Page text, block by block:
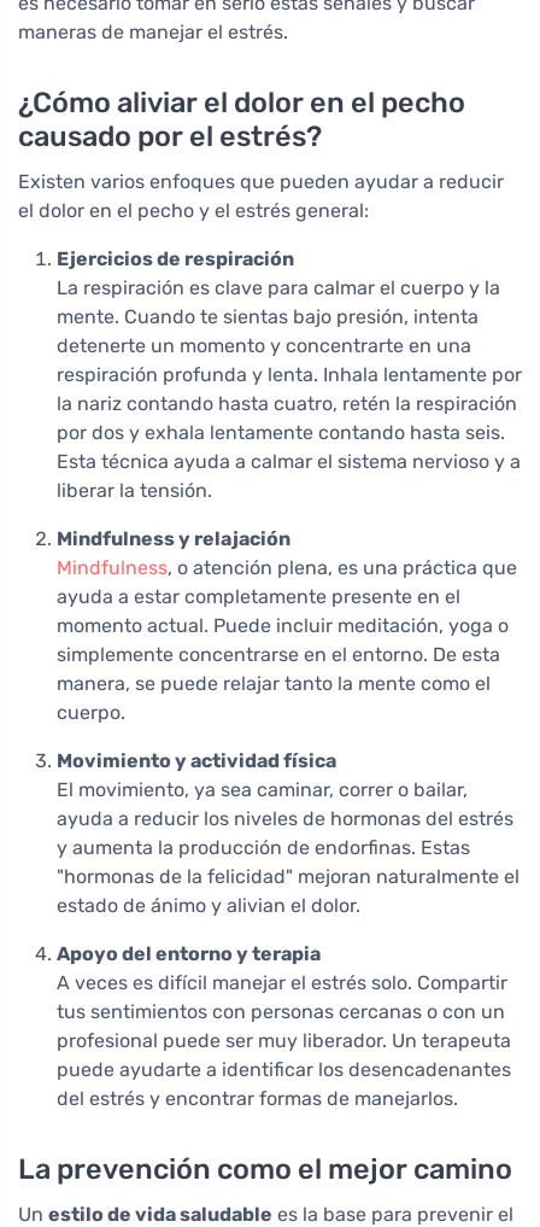
maneras de manejar el estrés.
¿Cómo aliviar el dolor en el pecho
causado por el estrés?
Existen varios enfoques que pueden ayudar a reducir
el dolor en el pecho y el estrés general:
Ejercicios de respiración
La respiración es clave para calmar el cuerpo y la
mente. Cuando te sientas bajo presión, intenta
detenerte un momento y concentrarte en una
respiración profunda y lenta. Inhala lentamente por
la nariz contando hasta cuatro, retén la respiración
por dos y exhala lentamente contando hasta seis.
Esta técnica ayuda a calmar el sistema nervioso y a
liberar la tensión.
Mindfulness y relajación
Mindfulness, o atención plena, es una práctica que
ayuda a estar completamente presente en el
momento actual. Puede incluir meditación, yoga o
simplemente concentrarse en el entorno. De esta
manera, se puede relajar tanto la mente como el
cuerpo.
Movimiento y actividad física
El movimiento, ya sea caminar, correr o bailar,
ayuda a reducir los niveles de hormonas del estrés
y aumenta la producción de endorfinas. Estas
"hormonas de la felicidad" mejoran naturalmente el
estado de ánimo y alivian el dolor.
Apoyo del entorno y terapia
A veces es difícil manejar el estrés solo. Compartir
tus sentimientos con personas cercanas o con un
profesional puede ser muy liberador. Un terapeuta
puede ayudarte a identificar los desencadenantes
del estrés y encontrar formas de manejarlos.
La prevención como el mejor camino
Un estilo de vida saludable es la base para prevenir el